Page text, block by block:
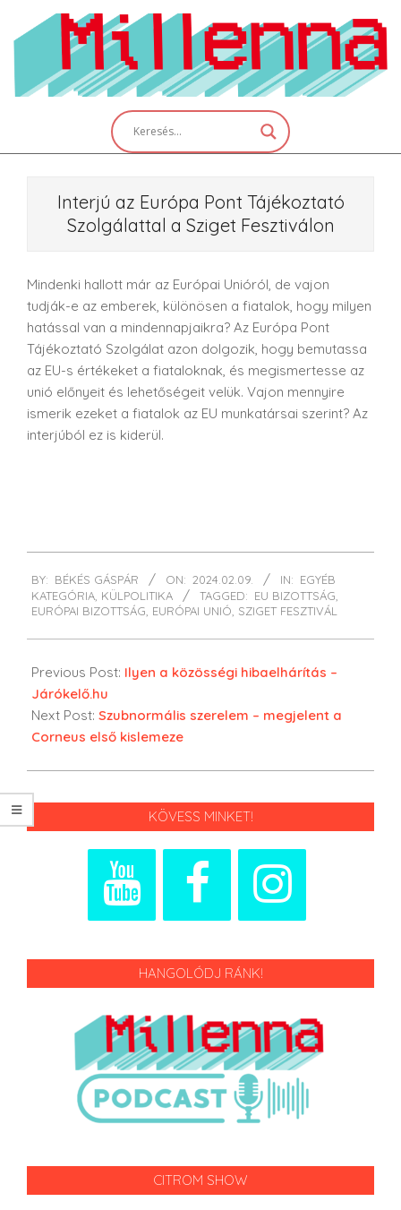
content
Interjú az Európa Pont Tájékoztató
Szolgálattal a Sziget Fesztiválon
Mindenki hallott már az Európai Unióról, de vajon
tudják-e az emberek, különösen a fiatalok, hogy milyen
hatással van a mindennapjaikra? Az Európa Pont
Tájékoztató Szolgálat azon dolgozik, hogy bemutassa
az EU-s értékeket a fiataloknak, és megismertesse az
unió előnyeit és lehetőségeit velük. Vajon mennyire
ismerik ezeket a fiatalok az EU munkatársai szerint? Az
interjúból ez is kiderül.
02-
09
BY: BÉKÉS GÁSPÁR ON: 2024.02.09. IN: EGYÉB
KATEGÓRIA, KÜLPOLITIKA TAGGED: EU BIZOTTSÁG,
EURÓPAI BIZOTTSÁG, EURÓPAI UNIÓ, SZIGET FESZTIVÁL
Previous Post: Ilyen a közösségi hibaelhárítás –
Járókelő.hu
Next Post: Szubnormális szerelem – megjelent a
Corneus első kislemeze
KÖVESS MINKET!
HANGOLÓDJ RÁNK!
CITROM SHOW